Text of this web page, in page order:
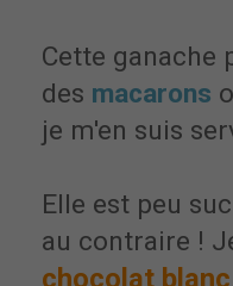
Cette ganache
des macarons
je m'en suis
Elle est peu
au contraire !
chocolat